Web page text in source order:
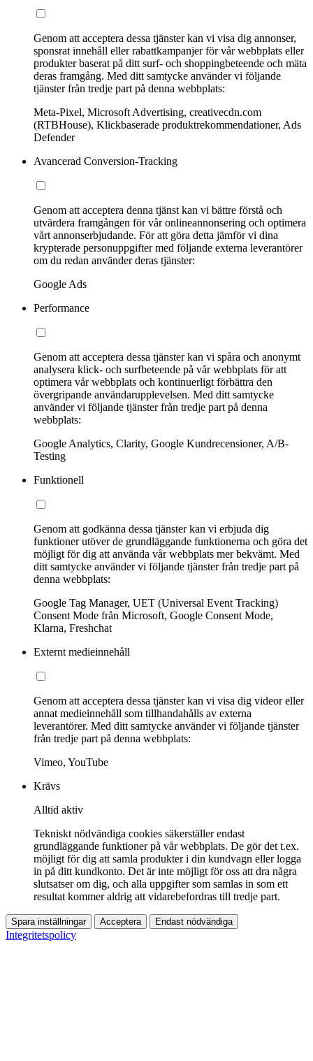
Genom att acceptera dessa tjänster kan vi visa dig annonser,
sponsrat innehåll eller rabattkampanjer för vår webbplats eller
produkter baserat på ditt surf- och shoppingbeteende och mäta
deras framgång. Med ditt samtycke använder vi följande
tjänster från tredje part på denna webbplats:
Meta-Pixel, Microsoft Advertising, creativecdn.com
(RTBHouse), Klickbaserade produktrekommendationer, Ads
Defender
Avancerad Conversion-Tracking
Genom att acceptera denna tjänst kan vi bättre förstå och
utvärdera framgången för vår onlineannonsering och optimera
vårt annonserbjudande. För att göra detta jämför vi dina
krypterade personuppgifter med följande externa leverantörer
om du redan använder deras tjänster:
Google Ads
Performance
Genom att acceptera dessa tjänster kan vi spåra och anonymt
analysera klick- och surfbeteende på vår webbplats för att
optimera vår webbplats och kontinuerligt förbättra den
övergripande användarupplevelsen. Med ditt samtycke
använder vi följande tjänster från tredje part på denna
webbplats:
Google Analytics, Clarity, Google Kundrecensioner, A/B-
Testing
Funktionell
Genom att godkänna dessa tjänster kan vi erbjuda dig
funktioner utöver de grundläggande funktionerna och göra det
möjligt för dig att använda vår webbplats mer bekvämt. Med
ditt samtycke använder vi följande tjänster från tredje part på
denna webbplats:
Google Tag Manager, UET (Universal Event Tracking)
Consent Mode från Microsoft, Google Consent Mode,
Klarna, Freshchat
Externt medieinnehåll
Genom att acceptera dessa tjänster kan vi visa dig videor eller
annat medieinnehåll som tillhandahålls av externa
leverantörer. Med ditt samtycke använder vi följande tjänster
från tredje part på denna webbplats:
Vimeo, YouTube
Krävs
Alltid aktiv
Tekniskt nödvändiga cookies säkerställer endast
grundläggande funktioner på vår webbplats. De gör det t.ex.
möjligt för dig att samla produkter i din kundvagn eller logga
in på ditt kundkonto. Det är inte möjligt för oss att dra några
slutsatser om dig, och alla uppgifter som samlas in som ett
resultat kommer aldrig att vidarebefordras till tredje part.
Spara inställningar Acceptera Endast nödvändiga
Integritetspolicy